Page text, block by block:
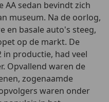
AA sedan bevindt zich
museum. Na de oorlog,
en basale auto's steeg,
op de markt. De
in productie, had veel
Opvallend waren de
zogenaamde
waren onder